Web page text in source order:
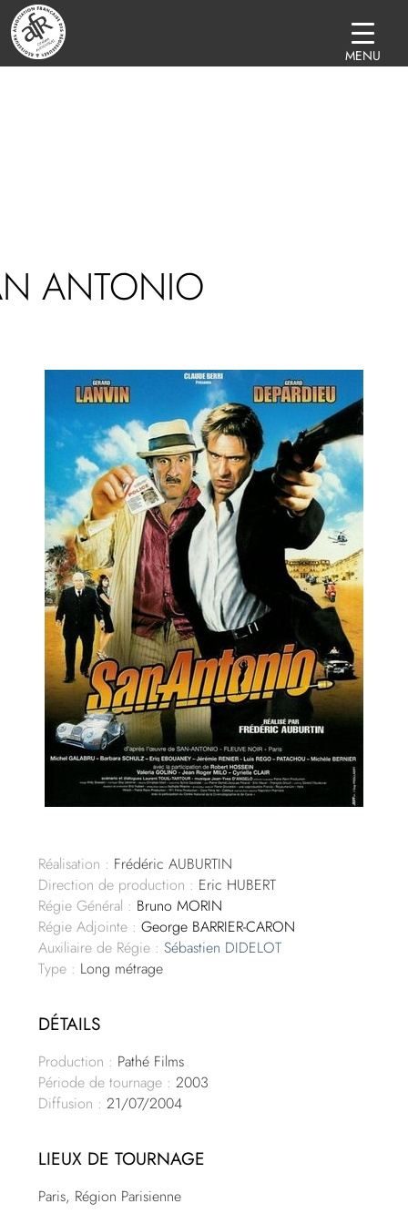
ANTONIO
Réalisation : Frédéric AUBURTIN
Direction de production : Eric HUBERT
Régie Général : Bruno MORIN
Régie Adjointe :George BARRIER-CARON
Auxiliaire de Régie : Sébastien DIDELOT
Type : Long métrage
DÉTAILS
Production : Pathé Films
Période de tournage : 2003
Diffusion : 21/07/2004
LIEUX DE TOURNAGE
Paris, Région Parisienne
MENU